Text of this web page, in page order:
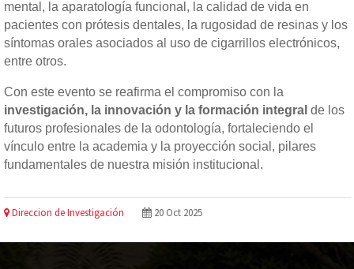
mental, la aparatología funcional, la calidad de vida en
pacientes con prótesis dentales, la rugosidad de resinas y los
síntomas orales asociados al uso de cigarrillos electrónicos,
entre otros.
Con este evento se reafirma el compromiso con la
investigación, la innovación y la formación integral de los
futuros profesionales de la odontología, fortaleciendo el
vínculo entre la academia y la proyección social, pilares
fundamentales de nuestra misión institucional.
Direccion de Investigación 20 Oct 2025